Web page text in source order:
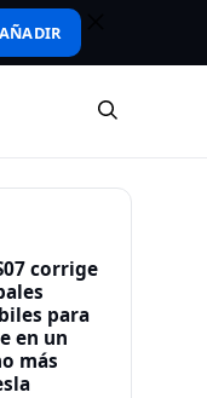
AÑADIR
corrige
para
en un
más